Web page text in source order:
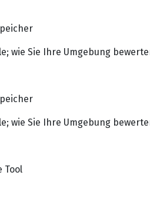
wie Sie Ihre Umgebung
wie Sie Ihre Umgebung
Tool